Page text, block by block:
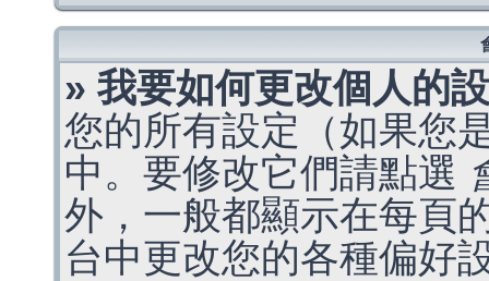
» 我要如何更改個人的
您的所有設定（如果您
中。要修改它們請點選
外，一般都顯示在每頁
台中更改您的各種偏好